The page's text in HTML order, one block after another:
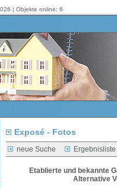
| Objekte online: 6
Exposé - Fotos
neue Suche Ergebnisliste
Etablierte und bekannte
Alternative